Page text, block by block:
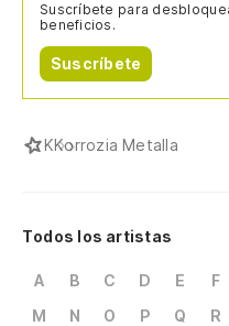
Suscríbete para
beneficios.
Suscríbete
KKorrozia Metalla
Todos los artistas
A B C D E F
M
N O P Q R